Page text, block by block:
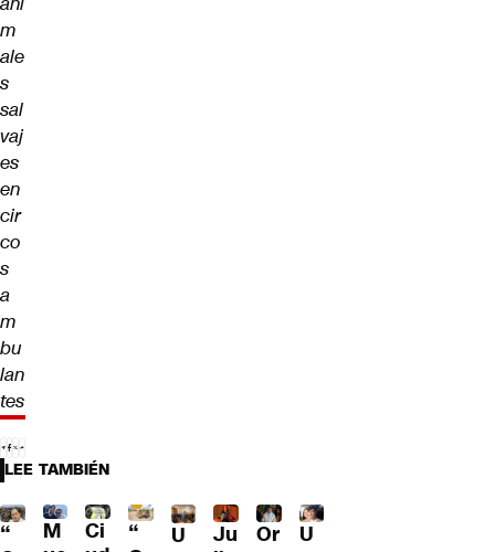
m
ale
s
sal
vaj
es
en
cir
co
s
a
m
bu
lan
tes
LEE TAMBIÉN
“
M
Ci
“
U
Ju
Or
U